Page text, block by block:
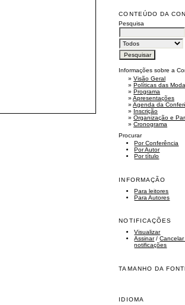
CONTEÚDO DA
Pesquisa
Informações sobre a
»Visão Geral
»Políticas das
»Programa
»Apresentações
»Agenda da
» Inscrição
»Organização e
»Cronograma
Procurar
Por Conferência
Por Autor
Por título
INFORMAÇÃO
Para leitores
Para Autores
NOTIFICAÇÕES
Visualizar
Assinar/
notificações
TAMANHO DA
IDIOMA